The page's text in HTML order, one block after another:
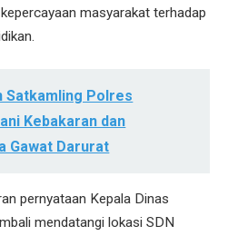
masyarakat terhadap
Satkamling Polres
Kebakaran dan
Gawat Darurat
pernyataan Kepala Dinas
mendatangi lokasi SDN